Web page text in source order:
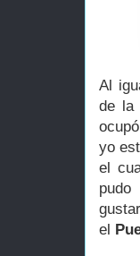
Al
de la
yo
el
el